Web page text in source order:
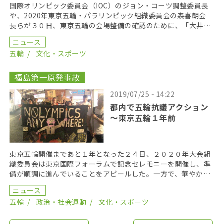
国際オリンピック委員会（IOC）のジョン・コーツ調整委員長
や、2020年東京五輪・パラリンピック組織委員会の森喜朗会
長らが３０日、東京五輪の会場整備の確認のために、「大井ホ
ッケー競技場」を視察した。東京五輪の全４３会場の […]
ニュース
五輪
文化・スポーツ
福島第一原発事故
2019/07/25 - 14:22
都内で五輪抗議アクション
～東京五輪１年前
東京五輪開催まであと１年となった２４日、２０２０年大会組
織委員会は東京国際フォーラムで記念セレモニーを開催し、準
備が順調に進んでいることをアピールした。一方で、華やかな
五輪の影で起きている環境問題や労働問題、貧困者の追い […]
ニュース
五輪
政治・社会運動 文化・スポーツ